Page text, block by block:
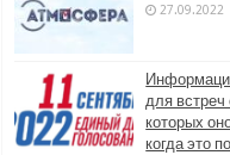
27.09.2022
для встреч
которых
когда это